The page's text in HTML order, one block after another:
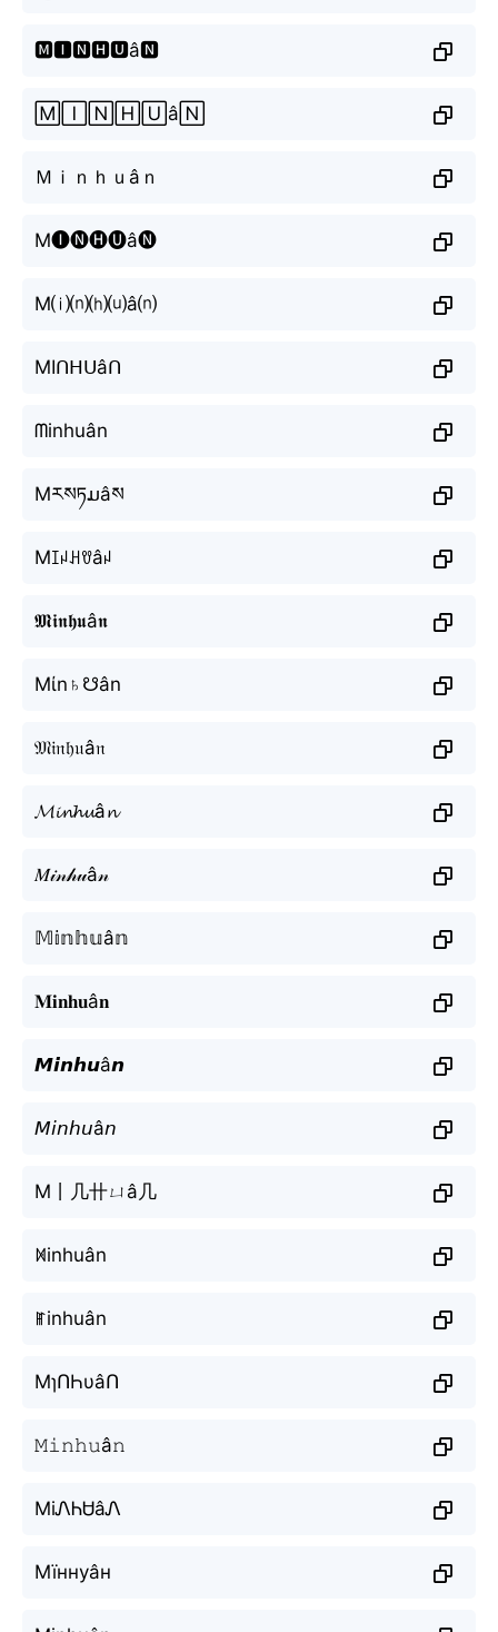
🅼🅸🅽🅷🆄â🅽
🄼🄸🄽🄷🅄â🄽
Ｍｉｎｈｕâｎ
M🅘🅝🅗🅤â🅝
M⒤⒩⒣⒰â⒩
MIᑎᕼᑌâᑎ
ᗰinhuân
Mརསཏມâས
Mꀤꈤꃅꀎâꈤ
𝕸𝖎𝖓𝖍𝖚â𝖓
Mίn♄☋ân
𝔐𝔦𝔫𝔥𝔲â𝔫
𝓜𝓲𝓷𝓱𝓾â𝓷
𝑀𝒾𝓃𝒽𝓊â𝓃
𝕄𝕚𝕟𝕙𝕦â𝕟
𝐌𝐢𝐧𝐡𝐮â𝐧
𝙈𝙞𝙣𝙝𝙪â𝙣
𝘔𝘪𝘯𝘩𝘶â𝘯
M丨几卄ㄩâ几
ꁒinhuân
ꂵinhuân
MɿՈҺυâՈ
𝙼𝚒𝚗𝚑𝚞â𝚗
MiᏁᏂᏌâᏁ
Мїннуâн